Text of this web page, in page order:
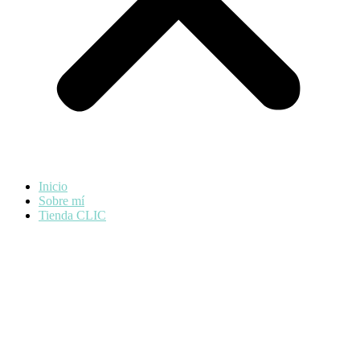
Inicio
Sobre mí
Tienda CLIC